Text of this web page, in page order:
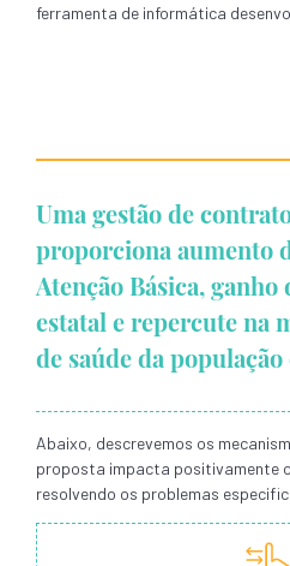
ferramenta de informática
Uma gestão de
proporciona aumento
Atenção Básica, ganho
estatal e repercute na
de saúde da
Abaixo, descrevemos os
proposta impacta positivamente
resolvendo os problemas